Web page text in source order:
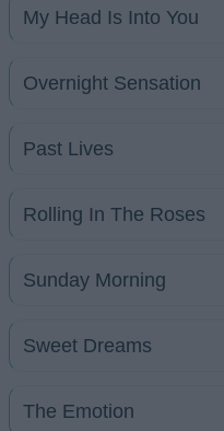
My Head Is Into You
Overnight Sensation
Past Lives
Rolling In The Roses
Sunday Morning
Sweet Dreams
The Emotion